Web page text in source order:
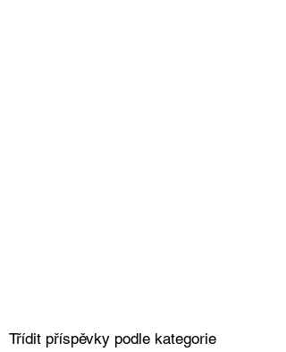
Třídit příspěvky podle kategorie